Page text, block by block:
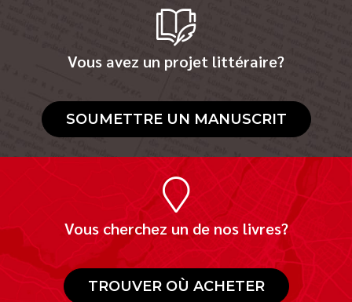
Vous avez un projet littéraire?
SOUMETTRE UN MANUSCRIT
Vous cherchez un de nos livres?
TROUVER OÙ ACHETER